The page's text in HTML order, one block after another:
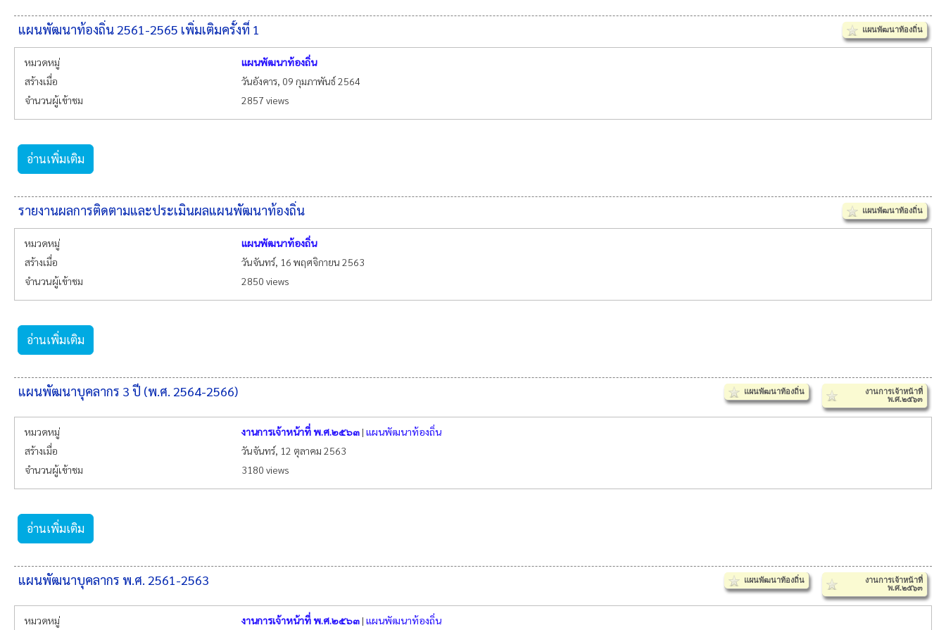
แผนพัฒนาท้องถิ่น 2561-2565 เพิ่มเติมครั้งที่ 1 แผนพัฒนาท้องถิ่น
หมวดหมู่
แผนพัฒนาท้องถิ่น
สร้างเมื่อ
วันอังคาร, 09 กุมภาพันธ์ 2564
จำนวนผู้เข้าชม
2857 views
อ่านเพิ่มเติม
รายงานผลการติดตามและประเมินผลแผนพัฒนาท้องถิ่น แผนพัฒนาท้องถิ่น
หมวดหมู่
แผนพัฒนาท้องถิ่น
สร้างเมื่อ
วันจันทร์, 16 พฤศจิกายน 2563
จำนวนผู้เข้าชม
2850 views
อ่านเพิ่มเติม
แผนพัฒนาบุคลากร 3 ปี (พ.ศ. 2564-2566)
งานการเจ้าหน้าที่
พ.ศ.๒๕๖๓
แผนพัฒนาท้องถิ่น
หมวดหมู่ งานการเจ้าหน้าที่ พ.ศ.๒๕๖๓| แผนพัฒนาท้องถิ่น
สร้างเมื่อ
วันจันทร์, 12 ตุลาคม 2563
จำนวนผู้เข้าชม
3180 views
อ่านเพิ่มเติม
แผนพัฒนาบุคลากร พ.ศ. 2561-2563
งานการเจ้าหน้าที่
พ.ศ.๒๕๖๓
แผนพัฒนาท้องถิ่น
หมวดหมู่ งานการเจ้าหน้าที่ พ.ศ.๒๕๖๓| แผนพัฒนาท้องถิ่น